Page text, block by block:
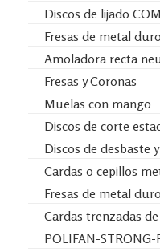
Discos de lijado
Fresas de metal
Amoladora recta
Fresas y Coronas
Muelas con mango
Discos de corte
Discos de desbaste
Cardas o cepillos
Fresas de metal
Cardas trenzadas de
POLIFAN-STRONG-